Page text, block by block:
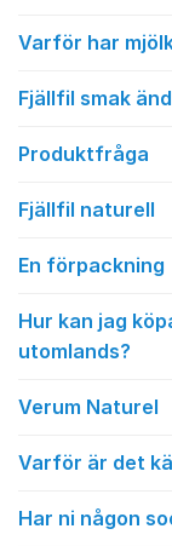
Varför har
Fjällfil smak
Produktfråga
Fjällfil naturell
En förpackning
Hur kan jag
utomlands?
Verum Naturel
Varför är det
Har ni någon